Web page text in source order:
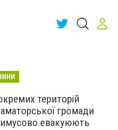
територій
громади
евакуюють